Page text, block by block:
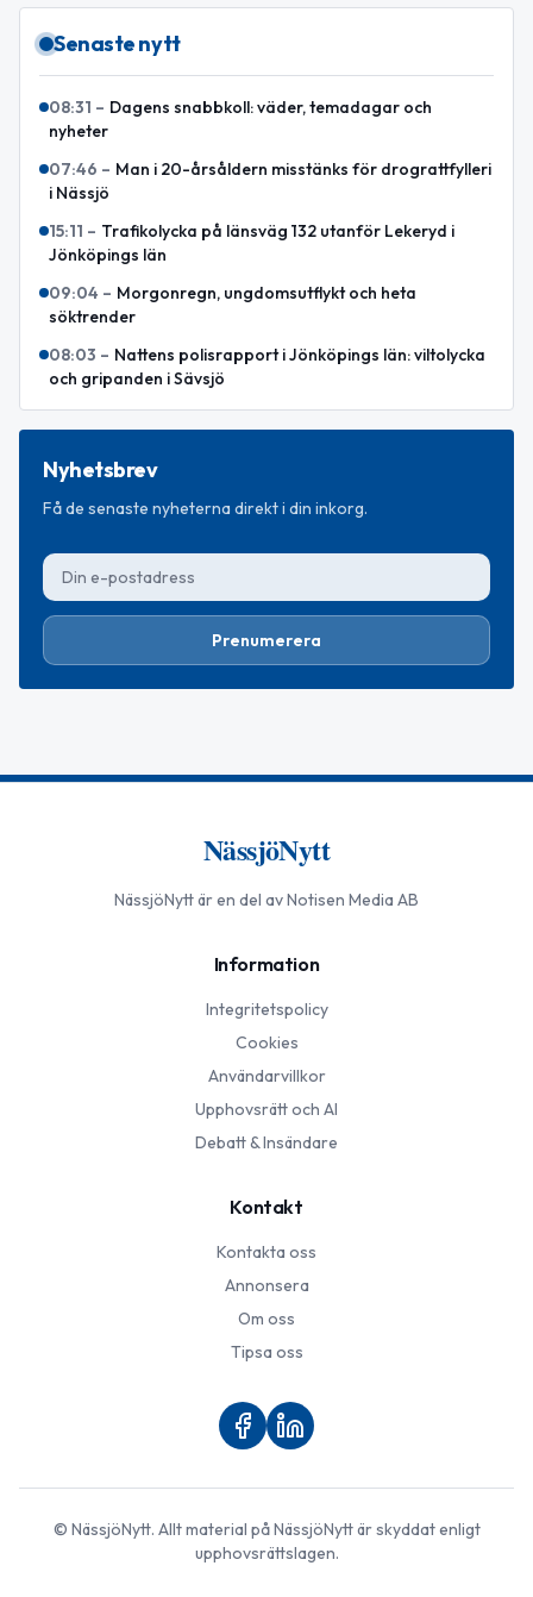
Senaste nytt
08:31 – Dagens snabbkoll: väder, temadagar och
nyheter
07:46 – Man i 20-årsåldern misstänks för drograttfylleri
i Nässjö
15:11 – Trafikolycka på länsväg 132 utanför Lekeryd i
Jönköpings län
09:04 – Morgonregn, ungdomsutflykt och heta
söktrender
08:03 – Nattens polisrapport i Jönköpings län: viltolycka
och gripanden i Sävsjö
Nyhetsbrev
Få de senaste nyheterna direkt i din inkorg.
Prenumerera
NässjöNytt
NässjöNyttär en del av Notisen Media AB
Information
Integritetspolicy
Cookies
Användarvillkor
Upphovsrätt och AI
Debatt & Insändare
Kontakt
Kontakta oss
Annonsera
Om oss
Tipsa oss
© NässjöNytt. Allt material påNässjöNyttär skyddat enligt
upphovsrättslagen.